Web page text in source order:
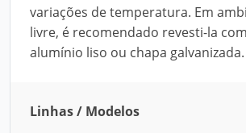
variações de temperatura. Em
livre, é recomendado revesti-la
alumínio liso ou chapa galvanizada.
Linhas / Modelos